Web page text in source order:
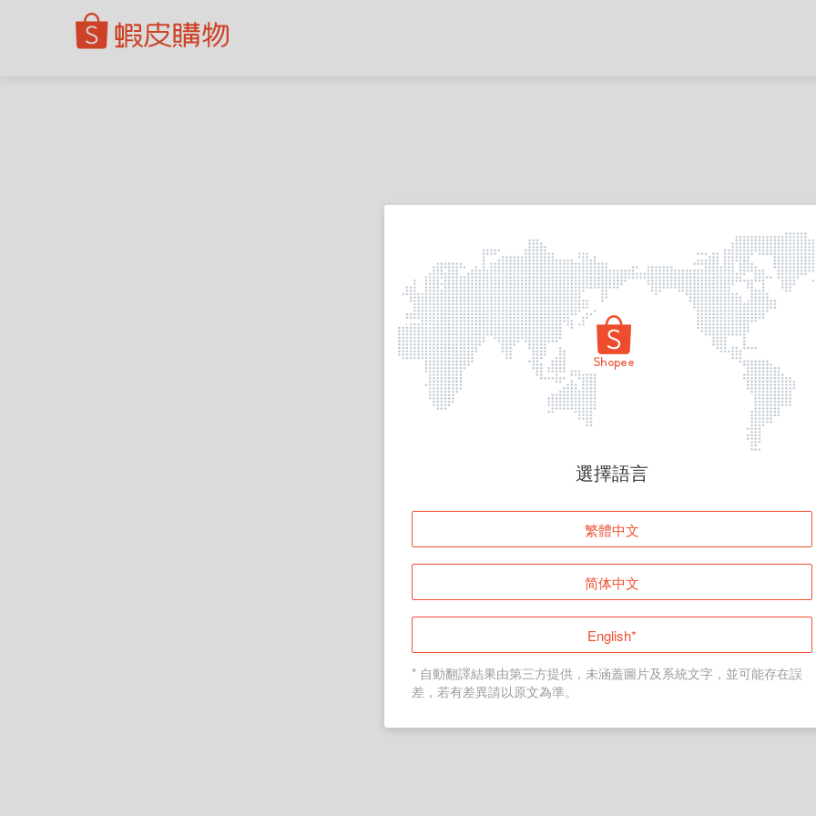
頁面無法顯示
登入
返回首頁
選擇語言
繁體中文
简体中文
English*
* 自動翻譯結果由第三方提供，未涵蓋圖片及系統文字，並可能存在誤
差，若有差異請以原文為準。